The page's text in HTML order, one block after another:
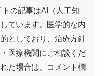
トの記事はAI（人工知
ています。医学的な内
としており、治療方針
医療機関にご相談くだ
た場合は、コメント欄